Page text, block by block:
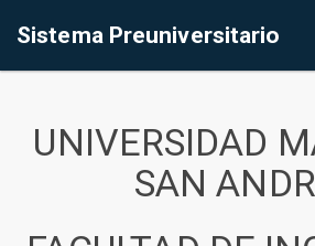
Sistema Preuniversitario
UNIVERSIDAD
SAN